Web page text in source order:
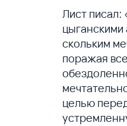
Лист писал:
скольким
поражая
целью